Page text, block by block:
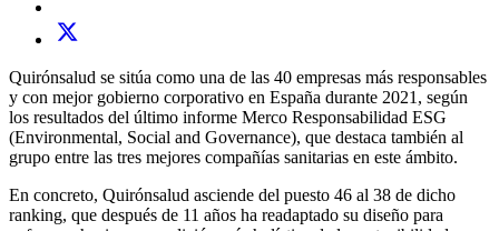
Quirónsalud se sitúa como una de las 40 empresas más responsables
y con mejor gobierno corporativo en España durante 2021, según
los resultados del último informe Merco Responsabilidad ESG
(Environmental, Social and Governance), que destaca también al
grupo entre las tres mejores compañías sanitarias en este ámbito.
En concreto, Quirónsalud asciende del puesto 46 al 38 de dicho
ranking, que después de 11 años ha readaptado su diseño para